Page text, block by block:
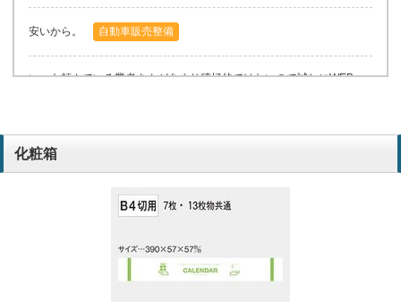
安いから。 自動車販売整備
いつも頼んでいる業者さんがあまり積極的ではないので試しにWEB
化粧箱